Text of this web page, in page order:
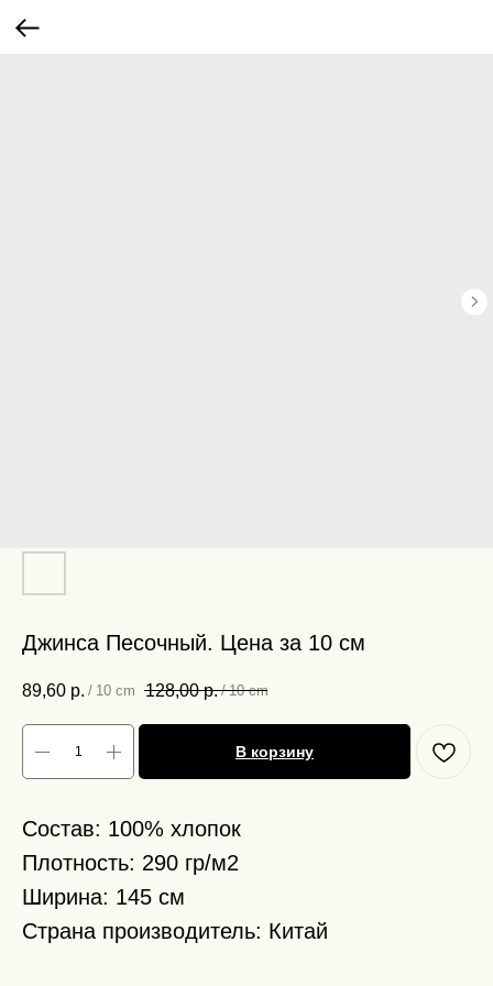
Джинса Песочный. Цена за 10 см
89,60 р. / 10 cm 128,00 р. / 10 cm
В корзину
Состав: 100% хлопок
Плотность: 290 гр/м2
Ширина: 145 см
Страна производитель: Китай